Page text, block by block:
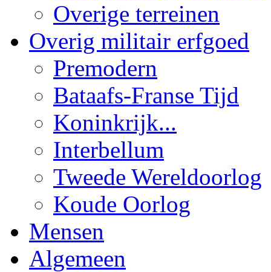
Overige terreinen
Overig militair erfgoed
Premodern
Bataafs-Franse Tijd
Koninkrijk...
Interbellum
Tweede Wereldoorlog
Koude Oorlog
Mensen
Algemeen